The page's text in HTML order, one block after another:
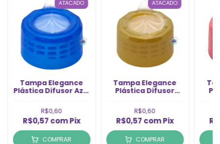
ATACADO
Tampa Elegance
Plástica Difusor Azul
R$0,60
R$0,57comPix
COMPRAR
ATACADO
Tampa Elegance
Plástica Difusor
(1Un)
R$0,60
R$0,57comPix
COMPRAR